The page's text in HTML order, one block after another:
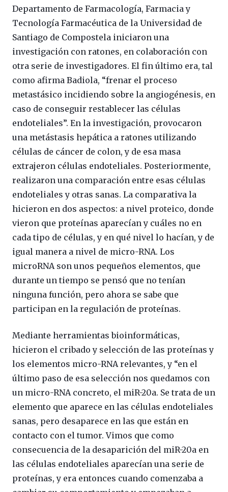
Departamento de Farmacología, Farmacia y
Tecnología Farmacéutica de la Universidad de
Santiago de Compostela iniciaron una
investigación con ratones, en colaboración con
otra serie de investigadores. El fin último era, tal
como afirma Badiola, “frenar el proceso
metastásico incidiendo sobre la angiogénesis, en
caso de conseguir restablecer las células
endoteliales”. En la investigación, provocaron
una metástasis hepática a ratones utilizando
células de cáncer de colon, y de esa masa
extrajeron células endoteliales. Posteriormente,
realizaron una comparación entre esas células
endoteliales y otras sanas. La comparativa la
hicieron en dos aspectos: a nivel proteico, donde
vieron que proteínas aparecían y cuáles no en
cada tipo de células, y en qué nivel lo hacían, y de
igual manera a nivel de micro-RNA. Los
microRNA son unos pequeños elementos, que
durante un tiempo se pensó que no tenían
ninguna función, pero ahora se sabe que
participan en la regulación de proteínas.
Mediante herramientas bioinformáticas,
hicieron el cribado y selección de las proteínas y
los elementos micro-RNA relevantes, y “en el
último paso de esa selección nos quedamos con
un micro-RNA concreto, el miR-20a. Se trata de un
elemento que aparece en las células endoteliales
sanas, pero desaparece en las que están en
contacto con el tumor. Vimos que como
consecuencia de la desaparición del miR-20a en
las células endoteliales aparecían una serie de
proteínas, y era entonces cuando comenzaba a